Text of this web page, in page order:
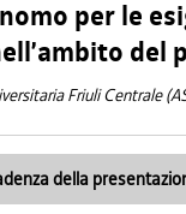
per le
del
Friuli Centrale
della